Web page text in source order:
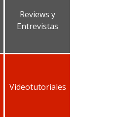
Reviews y
Entrevistas
Videotutoriales